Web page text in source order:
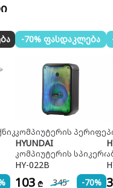
-70% ფასდაკლება
კომპიუტერის
HYUNDAI
კომპიუტერის სპიკერი
HY-022B
103 ₾ 345 -70%